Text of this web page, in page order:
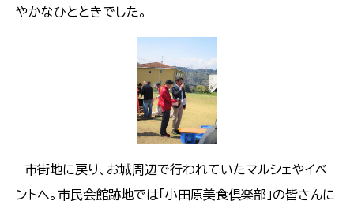
やかなひとときでした。
市街地に戻り、お城周辺で行われていたマルシェやイベ
ントへ。市民会館跡地では「小田原美食倶楽部」の皆さんに